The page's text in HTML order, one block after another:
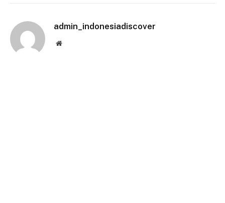
admin_indonesiadiscover
Website